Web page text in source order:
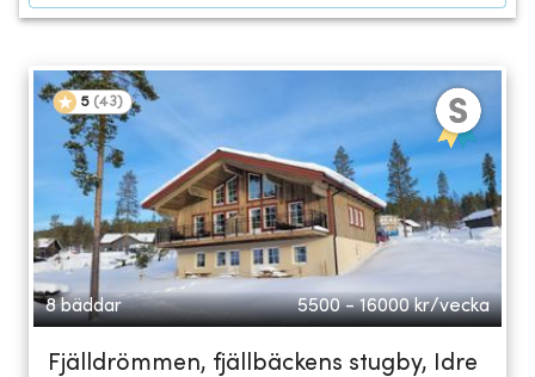
5 (43)
8 bäddar 5500 - 16000 kr/vecka
Fjälldrömmen, fjällbäckens stugby, Idre